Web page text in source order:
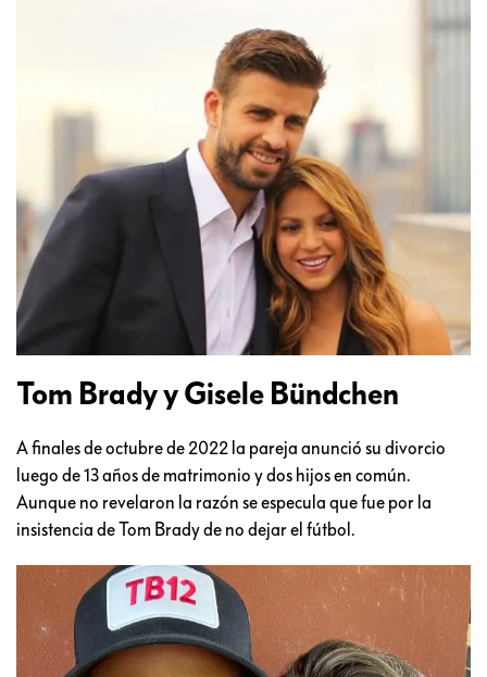
Tom Brady y Gisele Bündchen
A finales de octubre de 2022 la pareja anunció su divorcio
luego de 13 años de matrimonio y dos hijos en común.
Aunque no revelaron la razón se especula que fue por la
insistencia de Tom Brady de no dejar el fútbol.